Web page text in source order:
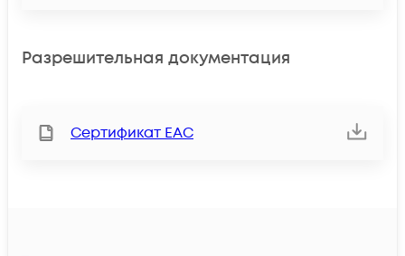
Разрешительная документация
Сертификат ЕАС